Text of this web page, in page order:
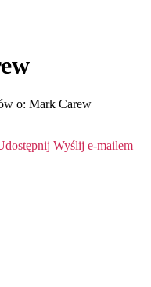
o: Mark Carew
Wyślij e-mailem